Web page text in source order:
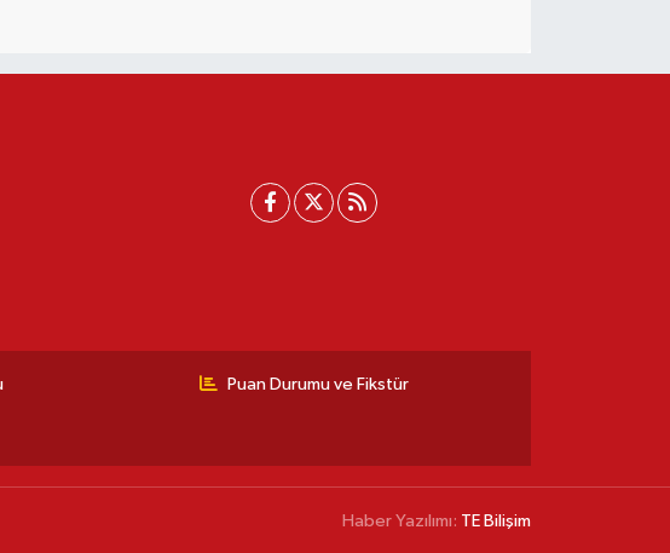
Puan Durumu ve Fikstür
Haber Yazılımı: TE Bilişim